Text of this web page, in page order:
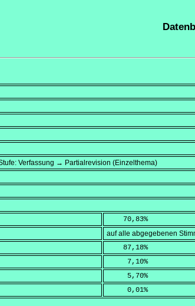
Verfassung → Partialrevision (Einzelthema)
    70,83
%
auf alle abgegebenen
    87,18
%
     7,10
%
     5,70
%
     0,01
%